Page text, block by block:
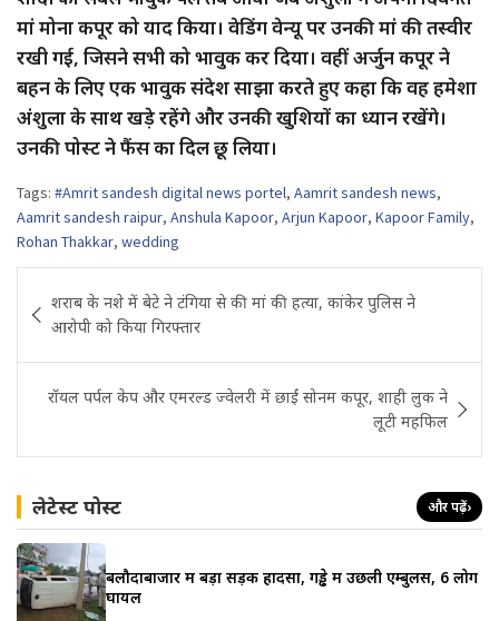
मां मोना कपूर को याद किया। वेडिंग वेन्यू पर उनकी मां की तस्वीर
रखी गई, जिसने सभी को भावुक कर दिया। वहीं अर्जुन कपूर ने
बहन के लिए एक भावुक संदेश साझा करते हुए कहा कि वह हमेशा
अंशुला के साथ खड़े रहेंगे और उनकी खुशियों का ध्यान रखेंगे।
उनकी पोस्ट ने फैंस का दिल छू लिया।
Tags: #Amrit sandesh digital news portel, Aamrit sandesh news,
Aamrit sandesh raipur, Anshula Kapoor, Arjun Kapoor, Kapoor Family,
Rohan Thakkar, wedding
navigation
शराब के नशे में बेटे ने टंगिया से की मां की हत्या, कांकेर पुलिस ने
आरोपी को किया गिरफ्तार
रॉयल पर्पल केप और एमरल्ड ज्वेलरी में छाईं सोनम कपूर, शाही लुक ने
लूटी महफिल
लेटेस्ट पोस्ट और पढ़ें›
बलौदाबाजार में बड़ा सड़क हादसा, गड्ढे में उछली एम्बुलेंस, 6 लोग
घायल